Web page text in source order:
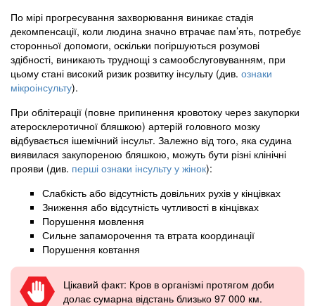
По мірі прогресування захворювання виникає стадія
декомпенсації, коли людина значно втрачає пам’ять, потребує
сторонньої допомоги, оскільки погіршуються розумові
здібності, виникають труднощі з самообслуговуванням, при
цьому стані високий ризик розвитку інсульту (див. ознаки
мікроінсульту).
При облітерації (повне припинення кровотоку через закупорки
атеросклеротичної бляшкою) артерій головного мозку
відбувається ішемічний інсульт. Залежно від того, яка судина
виявилася закупореною бляшкою, можуть бути різні клінічні
прояви (див. перші ознаки інсульту у жінок):
Слабкість або відсутність довільних рухів у кінцівках
Зниження або відсутність чутливості в кінцівках
Порушення мовлення
Сильне запаморочення та втрата координації
Порушення ковтання
Цікавий факт: Кров в організмі протягом доби
долає сумарна відстань близько 97 000 км.